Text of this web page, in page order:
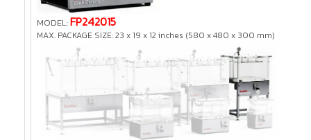
MODEL:FP242015
MAX. PACKAGE SIZE:23 x 19 x 12 inches (580 x 480 x 300 mm)